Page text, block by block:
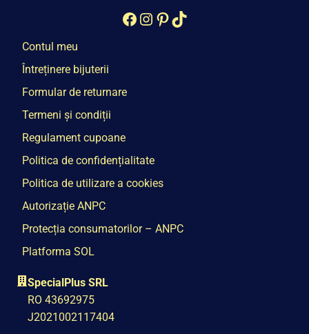
Facebook
Instagram
Pinterest
TikTok
Contul meu
Întreținere bijuterii
Formular de returnare
Termeni și condiții
Regulament cupoane
Politica de confidențialitate
Politica de utilizare a cookies
Autorizație ANPC
Protecția consumatorilor – ANPC
Platforma SOL
SpecialPlus SRL
RO 43692975
J2021002117404